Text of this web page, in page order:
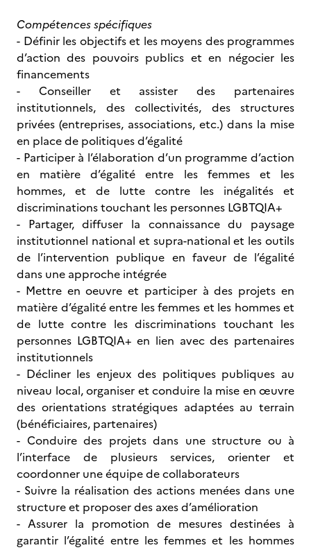
Compétences spécifiques
- Définir les objectifs et les moyens des programmes
d’action des pouvoirs publics et en négocier les
financements
- Conseiller et assister des partenaires
institutionnels, des collectivités, des structures
privées (entreprises, associations, etc.) dans la mise
en place de politiques d’égalité
- Participer à l’élaboration d’un programme d’action
en matière d’égalité entre les femmes et les
hommes, et de lutte contre les inégalités et
discriminations touchant les personnes LGBTQIA+
- Partager, diffuser la connaissance du paysage
institutionnel national et supra-national et les outils
de l’intervention publique en faveur de l’égalité
dans une approche intégrée
- Mettre en oeuvre et participer à des projets en
matière d’égalité entre les femmes et les hommes et
de lutte contre les discriminations touchant les
personnes LGBTQIA+ en lien avec des partenaires
institutionnels
- Décliner les enjeux des politiques publiques au
niveau local, organiser et conduire la mise en œuvre
des orientations stratégiques adaptées au terrain
(bénéficiaires, partenaires)
- Conduire des projets dans une structure ou à
l’interface de plusieurs services, orienter et
coordonner une équipe de collaborateurs
- Suivre la réalisation des actions menées dans une
structure et proposer des axes d’amélioration
- Assurer la promotion de mesures destinées à
garantir l’égalité entre les femmes et les hommes